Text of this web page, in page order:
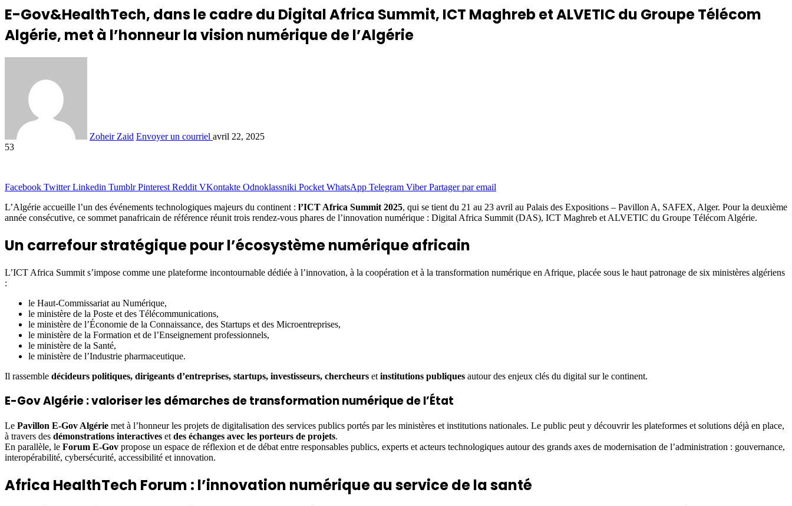
E-Gov&HealthTech, dans le cadre du Digital Africa Summit, ICT Maghreb et ALVETIC du Groupe Télécom
Algérie, met à l’honneur la vision numérique de l’Algérie
Zoheir Zaid Envoyer un courriel avril 22, 2025
53
Facebook Twitter Linkedin Tumblr Pinterest Reddit VKontakte Odnoklassniki Pocket WhatsApp Telegram Viber Partager par email
L’Algérie accueille l’un des événements technologiques majeurs du continent : l’ICT Africa Summit 2025, qui se tient du 21 au 23 avril au Palais des Expositions – Pavillon A, SAFEX, Alger. Pour la deuxième
année consécutive, ce sommet panafricain de référence réunit trois rendez-vous phares de l’innovation numérique : Digital Africa Summit (DAS), ICT Maghreb et ALVETIC du Groupe Télécom Algérie.
Un carrefour stratégique pour l’écosystème numérique africain
L’ICT Africa Summit s’impose comme une plateforme incontournable dédiée à l’innovation, à la coopération et à la transformation numérique en Afrique, placée sous le haut patronage de six ministères algériens
:
le Haut-Commissariat au Numérique,
le ministère de la Poste et des Télécommunications,
le ministère de l’Économie de la Connaissance, des Startups et des Microentreprises,
le ministère de la Formation et de l’Enseignement professionnels,
le ministère de la Santé,
le ministère de l’Industrie pharmaceutique.
Il rassemble décideurs politiques, dirigeants d’entreprises, startups, investisseurs, chercheurs et institutions publiques autour des enjeux clés du digital sur le continent.
E-Gov Algérie : valoriser les démarches de transformation numérique de l’État
Le Pavillon E-Gov Algérie met à l’honneur les projets de digitalisation des services publics portés par les ministères et institutions nationales. Le public peut y découvrir les plateformes et solutions déjà en place,
à travers des démonstrations interactives et des échanges avec les porteurs de projets.
En parallèle, le Forum E-Gov propose un espace de réflexion et de débat entre responsables publics, experts et acteurs technologiques autour des grands axes de modernisation de l’administration : gouvernance,
interopérabilité, cybersécurité, accessibilité et innovation.
Africa HealthTech Forum : l’innovation numérique au service de la santé